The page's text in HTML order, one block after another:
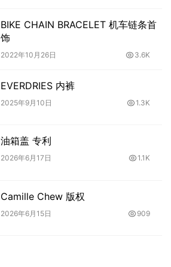
BIKE CHAIN BRACELET 机车链条首
饰
2022年10月26日 3.6K
EVERDRIES 内裤
2025年9月10日 1.3K
油箱盖 专利
2026年6月17日 1.1K
Camille Chew 版权
2026年6月15日 909